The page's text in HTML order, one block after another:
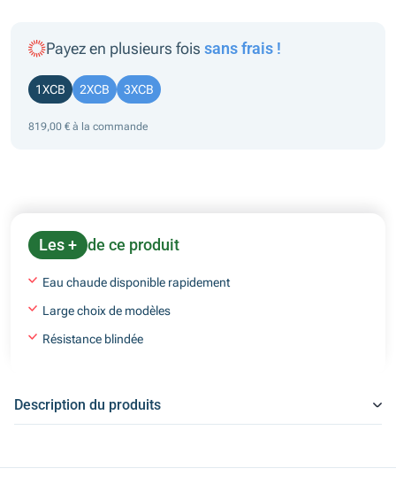
Payez en plusieurs fois sans frais !
1XCB 2XCB 3XCB
819,00 € à la commande
Les + de ce produit
Eau chaude disponible rapidement
Large choix de modèles
Résistance blindée
Description du produits